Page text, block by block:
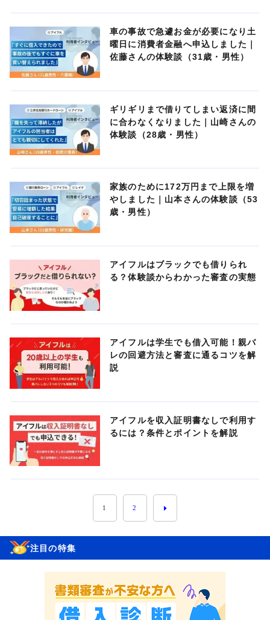
車の事故で急遽お金が必要になり土
曜日に消費者金融へ申込しました｜
佐藤さんの体験談（31歳・男性）
ギリギリまで借りてしまい返済に間
に合わなくなりました｜山崎さんの
体験談（28歳・男性）
家族のために172万円まで上限を増
やしました｜山本さんの体験談（53
歳・男性）
アイフルはブラックでも借りられ
る？体験談からわかった審査の実態
アイフルは学生でも借入可能！親バ
レの回避方法と審査に通るコツを解
説
アイフルを収入証明書なしで利用す
るには？条件とポイントを解説
1 2
注目の特集